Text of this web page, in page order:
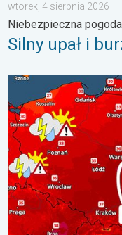
wtorek, 4 sierpnia 2026
Niebezpieczna pogoda
Silny upał i
Nawet 40 stopni w